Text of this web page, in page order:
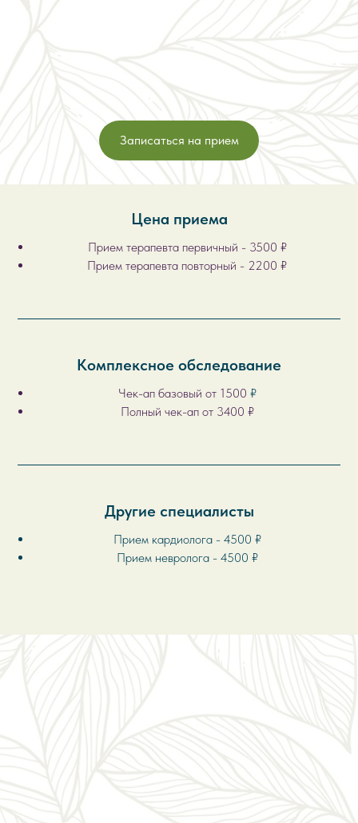
Записаться на прием
Цена приема
Прием терапевта первичный - 3500 ₽
Прием терапевта повторный - 2200 ₽
Комплексное обследование
Чек-ап базовый от 1500 ₽
Полный чек-ап от 3400 ₽
Другие специалисты
Прием кардиолога- 4500 ₽
Прием невролога - 4500 ₽